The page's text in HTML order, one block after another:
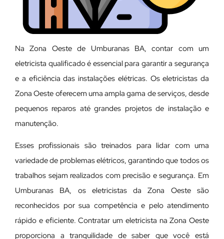
Na Zona Oeste de Umburanas BA, contar com um
eletricista qualificado é essencial para garantir a segurança
e a eficiência das instalações elétricas. Os eletricistas da
Zona Oeste oferecem uma ampla gama de serviços, desde
pequenos reparos até grandes projetos de instalação e
manutenção.
Esses profissionais são treinados para lidar com uma
variedade de problemas elétricos, garantindo que todos os
trabalhos sejam realizados com precisão e segurança. Em
Umburanas BA, os eletricistas da Zona Oeste são
reconhecidos por sua competência e pelo atendimento
rápido e eficiente. Contratar um eletricista na Zona Oeste
proporciona a tranquilidade de saber que você está